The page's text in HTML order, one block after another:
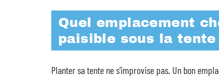
Quel emplacement
paisible sous la tente
Planter sa tente ne s’improvise pas. Un bon